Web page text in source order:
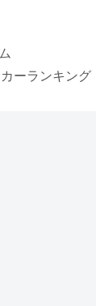
ーランキング